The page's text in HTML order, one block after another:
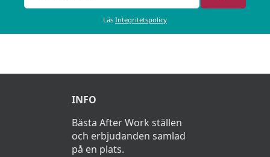
Läs Integritetspolicy
INFO
Bästa After Work ställen
och erbjudanden samlad
på en plats.